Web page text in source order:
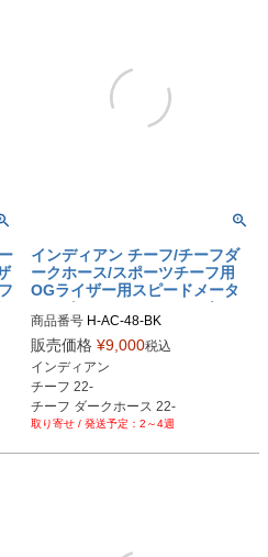
インディアン チーフ/チーフダ
ークホース/スポーツチーフ用
OGライザー用スピードメータ
ー エクステンションハーネス
オリジナルガレージモト
商品番号
販売価格 ¥9,000税込
インディアン
チーフ 22-
チーフ ダークホース 22-
スポーツチーフ 23- 2～4週